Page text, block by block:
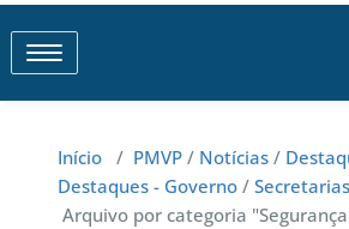
Toggle navigation
Início / PMVP / Notícias /
Destaques - Governo /
Arquivo por categoria